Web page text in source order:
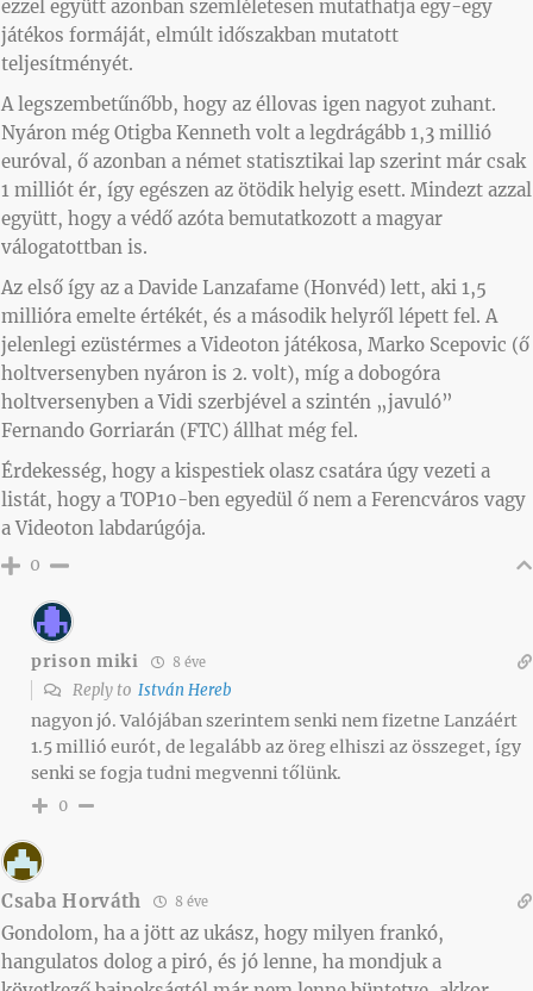
ezzel együtt azonban szemléletesen mutathatja egy-egy
játékos formáját, elmúlt időszakban mutatott
teljesítményét.
A legszembetűnőbb, hogy az éllovas igen nagyot zuhant.
Nyáron még Otigba Kenneth volt a legdrágább 1,3 millió
euróval, ő azonban a német statisztikai lap szerint már csak
1 milliót ér, így egészen az ötödik helyig esett. Mindezt azzal
együtt, hogy a védő azóta bemutatkozott a magyar
válogatottban is.
Az első így az a Davide Lanzafame (Honvéd) lett, aki 1,5
millióra emelte értékét, és a második helyről lépett fel. A
jelenlegi ezüstérmes a Videoton játékosa, Marko Scepovic (ő
holtversenyben nyáron is 2. volt), míg a dobogóra
holtversenyben a Vidi szerbjével a szintén „javuló”
Fernando Gorriarán (FTC) állhat még fel.
Érdekesség, hogy a kispestiek olasz csatára úgy vezeti a
listát, hogy a TOP10-ben egyedül ő nem a Ferencváros vagy
a Videoton labdarúgója.
0
prison miki 8 éve
Reply to István Hereb
nagyon jó. Valójában szerintem senki nem fizetne Lanzáért
1.5 millió eurót, de legalább az öreg elhiszi az összeget, így
senki se fogja tudni megvenni tőlünk.
0
Csaba Horváth 8 éve
Gondolom, ha a jött az ukász, hogy milyen frankó,
hangulatos dolog a piró, és jó lenne, ha mondjuk a